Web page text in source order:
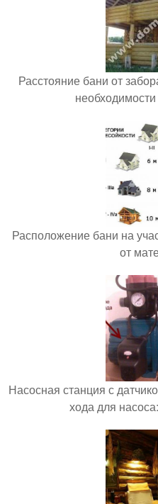
Расстояние бани от
Расположение бани на
от
Насосная станция с
хода для